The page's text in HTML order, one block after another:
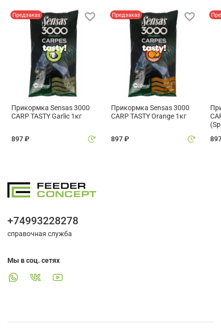
Предзаказ
Прикормка Sensas 3000
CARP TASTY Garlic 1кг
897 ₽
Предзаказ
Прикормка Sensas 3000
CARP TASTY Orange 1кг
897 ₽
+74993228278
справочная служба
Мы в соц. сетях